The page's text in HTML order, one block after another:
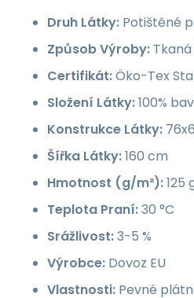
Druh Látky: Potištěné
Způsob Výroby: Tkaná
Certifikát:Öko-Tex
Složení Látky:100%
Konstrukce Látky:
Šířka Látky:160 cm
Hmotnost (g/m²):125
Teplota Praní:30 °C
Srážlivost:3-5 %
Výrobce: Dovoz EU
Vlastnosti: Pevné